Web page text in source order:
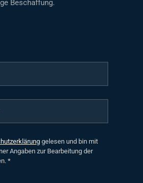
Beschaffung.
gelesen und bin mit
Angaben zur Bearbeitung der
*